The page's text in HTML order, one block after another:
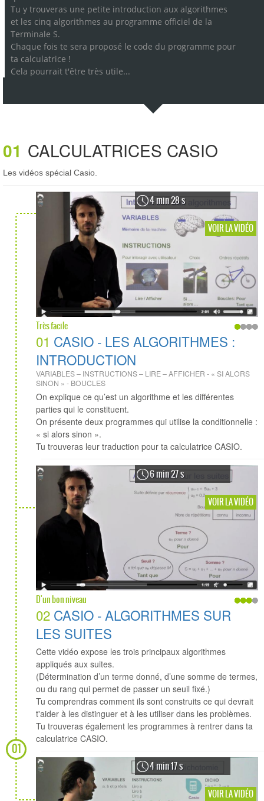
Tu y trouveras une petite introduction aux algorithmes
et les cinq algorithmes au programme officiel de la
Terminale S.
Chaque fois te sera proposé le code du programme pour
ta calculatrice !
Cela pourrait t'être très utile...
01 CALCULATRICES CASIO
Les vidéos spécial Casio.
01
4 min 28 s
VOIR LA VIDÉO
Très facile
01 CASIO - LES ALGORITHMES :
INTRODUCTION
VARIABLES – INSTRUCTIONS – LIRE – AFFICHER - « SI ALORS
SINON » - BOUCLES
On explique ce qu’est un algorithme et les différentes
parties qui le constituent.
On présente deux programmes qui utilise la conditionnelle :
« si alors sinon ».
Tu trouveras leur traduction pour ta calculatrice CASIO.
6 min 27 s
VOIR LA VIDÉO
D'un bon niveau
02 CASIO - ALGORITHMES SUR
LES SUITES
Cette vidéo expose les trois principaux algorithmes
appliqués aux suites.
(Détermination d’un terme donné, d’une somme de termes,
ou du rang qui permet de passer un seuil fixé.)
Tu comprendras comment ils sont construits ce qui devrait
t'aider à les distinguer et à les utiliser dans les problèmes.
Tu trouveras également les programmes à rentrer dans ta
calculatrice CASIO.
4 min 17 s
VOIR LA VIDÉO